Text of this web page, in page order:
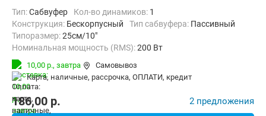
тип:Сабвуфер Кол-во динамиков: 1
конструкция: Бескорпусный Тип сабвуфера: Пассивный
Типоразмер:25см/10"
Номинальная мощность (RMS):200 Вт
Максимальная мощность:
Мин. воспроизводимая частота:
Макс. воспроизводимая частота:
2000 Гц
10,00 р., завтра
Самовывоз
карта, наличные, рассрочка, ОПЛАТИ, кредит
186,00 p. 2 предложения